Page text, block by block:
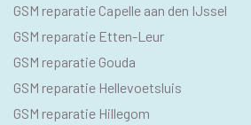
GSM reparatie Capelle aan den IJssel
GSM reparatie Etten-Leur
GSM reparatie Gouda
GSM reparatie Hellevoetsluis
GSM reparatie Hillegom